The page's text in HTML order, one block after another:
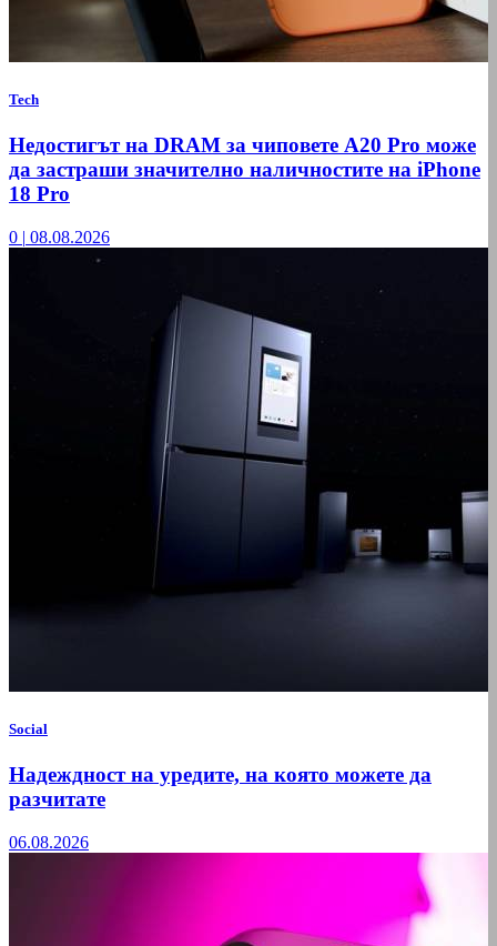
Tech
Недостигът на DRAM за чиповете A20 Pro може
да застраши значително наличностите на iPhone
18 Pro
0 | 08.08.2026
Social
Надеждност на уредите, на която можете да
разчитате
06.08.2026